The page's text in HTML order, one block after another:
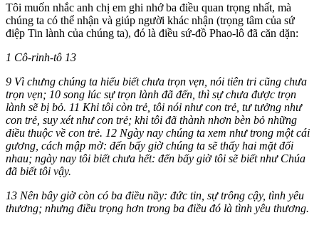
Tôi muốn nhắc anh chị em ghi nhớ ba điều quan trọng nhất, mà
chúng ta có thể nhận và giúp người khác nhận (trọng tâm của sứ
điệp Tin lành của chúng ta), đó là điều sứ-đồ Phao-lô đã căn dặn:
1 Cô-rinh-tô 13
9 Vì chưng chúng ta hiểu biết chưa trọn vẹn, nói tiên tri cũng chưa
trọn vẹn; 10 song lúc sự trọn lành đã đến, thì sự chưa được trọn
lành sẽ bị bỏ. 11 Khi tôi còn trẻ, tôi nói như con trẻ, tư tưởng như
con trẻ, suy xét như con trẻ; khi tôi đã thành nhơn bèn bỏ những
điều thuộc về con trẻ. 12 Ngày nay chúng ta xem như trong một cái
gương, cách mập mờ: đến bấy giờ chúng ta sẽ thấy hai mặt đối
nhau; ngày nay tôi biết chưa hết: đến bấy giờ tôi sẽ biết như Chúa
đã biết tôi vậy.
13 Nên bây giờ còn có ba điều nầy: đức tin, sự trông cậy, tình yêu
thương; nhưng điều trọng hơn trong ba điều đó là tình yêu thương.